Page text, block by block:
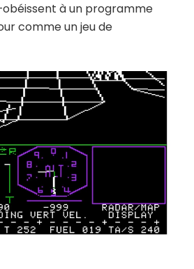
à un programme
comme un jeu de